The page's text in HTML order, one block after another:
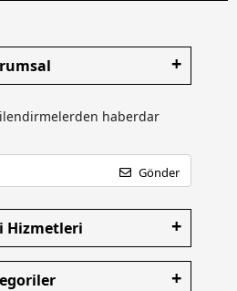
haberdar
Gönder
Hizmetleri